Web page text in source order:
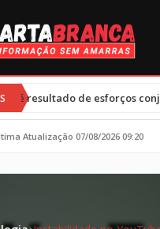
conjuntos e clima tenso•
Atualização 07/08/2026 09:20